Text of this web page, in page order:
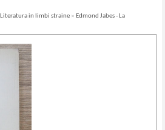
Literatura in limbi straine » Edmond Jabes - La